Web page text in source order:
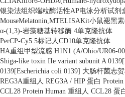
银染法组织端粒酶活性AP电泳分析试剂
MouseMelatonin,MTELISAKit小鼠褪黑素
α-(1,3)-岩藻糖基转移酶 4单克隆抗体
PerCP-Cy5.5标记人CD10单克隆抗体
HA重组甲型流感 H1N1 (A/Ohio/UR06-
Shiga-like toxin IIe variant subunit A
0139[Escherichia coli 0139] 大肠杆菌志
REG3A重组人 REG3A / HIP 蛋白 Protein
CCL28 Protein Human 重组人 CCL28 蛋